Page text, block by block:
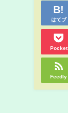
はてブ
Pocket
Feedly